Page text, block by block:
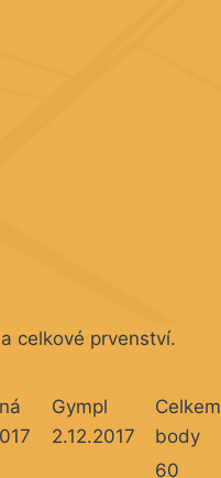
celkové prvenství.
Gympl
2.12.2017
Celkem
body
60